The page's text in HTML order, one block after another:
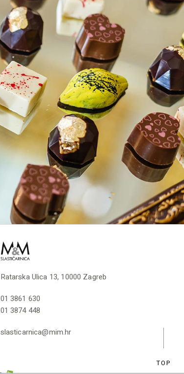
Ratarska Ulica 13, 10000 Zagreb
01 3861 630
01 3874 448
slasticarnica@mim.hr
TOP